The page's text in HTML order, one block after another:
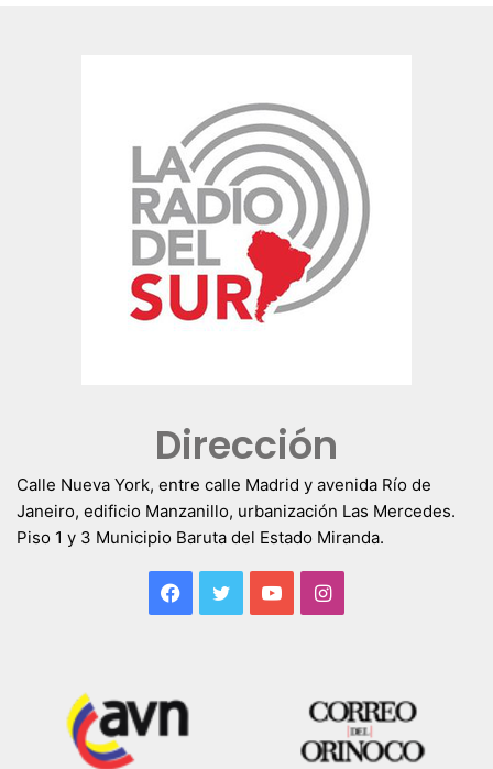
Dirección
Calle Nueva York, entre calle Madrid y avenida Río de
Janeiro, edificio Manzanillo, urbanización Las Mercedes.
Piso 1 y 3 Municipio Baruta del Estado Miranda.
Facebook
TwitterYouTubeInstagram